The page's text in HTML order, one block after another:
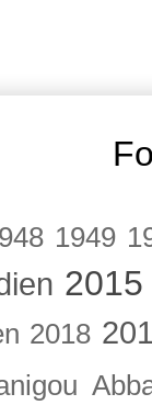
1949
2018